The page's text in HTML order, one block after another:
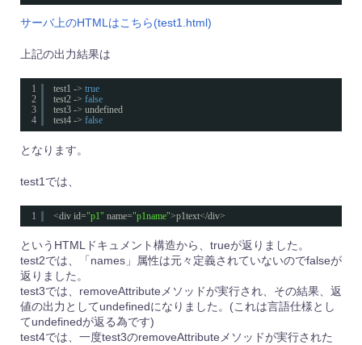
サーバ上のHTMLはこちら(test1.html)
上記の出力結果は
1
2
3
4
test1 -> true
test2 -> false
test3 -> undefined
test4 -> false
となります。
test1では、
1 <div id="p1" name="p1name">p1text</div>
というHTMLドキュメント構造から、trueが返りました。
test2では、「names」属性は元々定義されていないのでfalseが
返りました。
test3では、removeAttributeメソッドが実行され、その結果、返
値の出力としてundefinedになりました。(これは言語仕様とし
てundefinedが返る為です)
test4では、一度test3のremoveAttributeメソッドが実行された